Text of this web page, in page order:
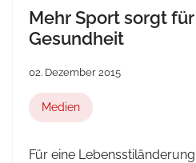
Mehr Sport sorgt
Gesundheit
02. Dezember 2015
Medien
Für eine